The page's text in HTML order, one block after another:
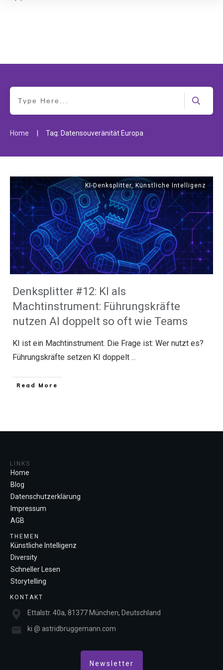
Home | Tag: Datensouveränität Europa
KI-Denksplitter,Künstliche Intelligenz
Denksplitter #12: KI als
Machtinstrument: Führungskräfte
nutzen AI doppelt so oft wie Teams
KI ist ein Machtinstrument. Die Frage ist: Wer nutzt es?
Führungskräfte setzen KI doppelt ...
​Read More
LINKS
Home
Blog
Datenschutzerklärung
Impressum
AGB
THEMEN
Künstliche Intelligenz
Diversity
Schneller Lesen
Storytelling
KONTAKT
Ettalstr. 40a, 81377 München, Deutschland
ki @ astridbruggemann.com
Newsletter